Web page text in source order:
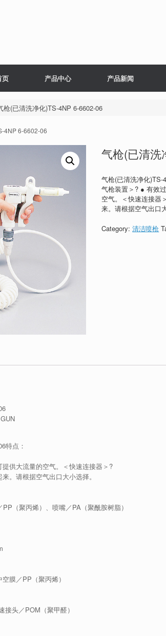
页 产品中心 产品新闻
枪(已清洗净化)TS-4NP 6-6602-06
4NP 6-6602-06
气枪(已清洗
气枪(已清洗净化)TS-
气枪装置＞? ● 有效
空气。＜快速连接器
来。请根据空气出口
Category:清洁喷枪
特点：
供大流量的空气。＜快速连接器＞?
。请根据空气出口大小选择。
（聚丙烯）、喷嘴／PA（聚酰胺树脂）
膜／PP（聚丙烯）
头／POM（聚甲醛）